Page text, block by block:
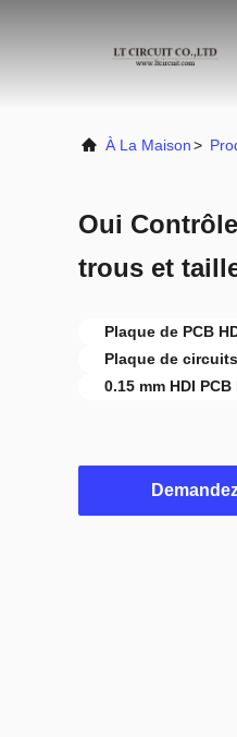
À La Maison>
Oui
trous et
Plaque de PCB
Plaque de
0.15 mm HDI PCB